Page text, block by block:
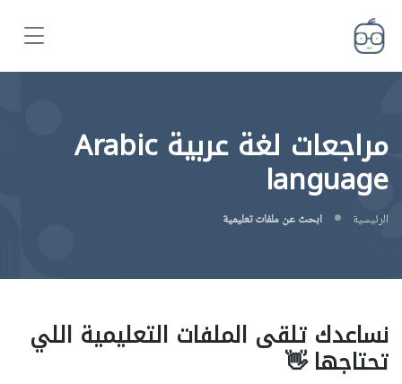
مراجعات لغة عربية Arabic
language
الرئيسية ابحث عن ملفات تعليمية
نساعدك تلقى الملفات التعليمية اللي
تحتاجها 👋